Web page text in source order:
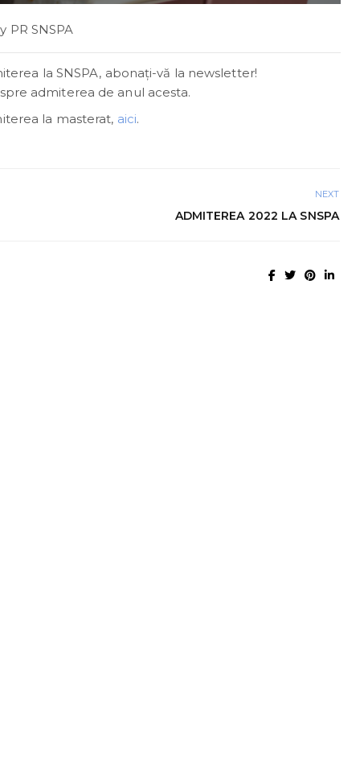
PR SNSPA
la SNSPA, abonaţi-vă la newsletter!
admiterea de anul acesta.
la masterat, aici.
NEXT
ADMITEREA 2022 LA SNSPA